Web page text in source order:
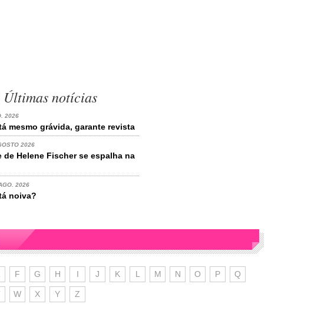
notícias
2026
mesmo grávida, garante revista
2026
de Helene Fischer se espalha na
2026
noiva?
F G H I J K L M N O P Q
W X Y Z